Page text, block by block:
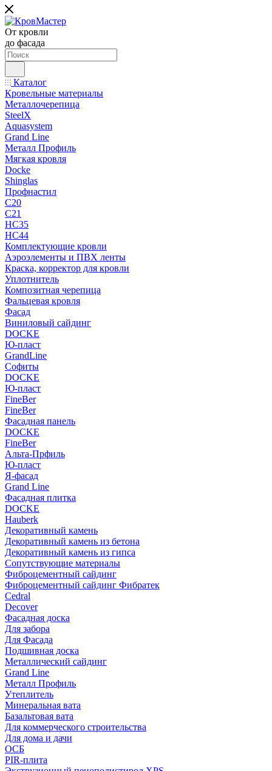
От кровли
до фасада
Каталог
Кровельные материалы
Металлочерепица
SteelX
Aquasystem
Grand Line
Металл Профиль
Мягкая кровля
Docke
Shinglas
Профнастил
C20
C21
НС35
НС44
Комплектующие кровли
Аэроэлементы и ПВХ ленты
Краска, корректор для кровли
Уплотнитель
Композитная черепица
Фальцевая кровля
Фасад
Виниловый сайдинг
DOCKE
Ю-пласт
GrandLine
Софиты
DOCKE
Ю-пласт
FineBer
FineBer
Фасадная панель
DOCKE
FineBer
Альта-Прфиль
Ю-пласт
Я-фасад
Grand Line
Фасадная плитка
DOCKE
Hauberk
Декоративный камень
Декоративный камень из бетона
Декоративный камень из гипса
Сопутствующие материалы
Фиброцементный сайдинг
Фиброцементный сайдинг Фибратек
Cedral
Decover
Фасадная доска
Для забора
Для Фасада
Подшивная доска
Металлический сайдинг
Grand Line
Металл Профиль
Утеплитель
Минеральная вата
Базальтовая вата
Для коммерческого строительства
Для дома и дачи
ОСБ
PIR-плита